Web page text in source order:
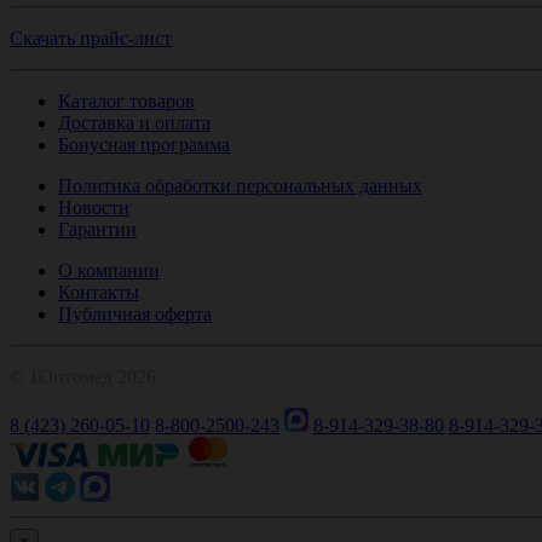
Скачать прайс-лист
Каталог товаров
Доставка и оплата
Бонусная программа
Политика обработки персональных данных
Новости
Гарантии
О компании
Контакты
Публичная оферта
8 (423) 260-05-10 8-800-2500-243 8-914-329-38-80 8-914-329-